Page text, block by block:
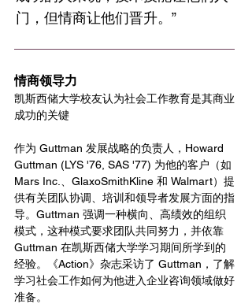
门，但情商让他们晋升。”
情商领导力
凯斯西储大学校友认为社会工作教育是其商业
成功的关键
作为 Guttman 发展战略的负责人，Howard
Guttman (LYS '76, SAS '77) 为他的客户（如
Mars Inc.、GlaxoSmithKline 和 Walmart）提
供有关团队协调、培训和领导者发展方面的指
导。Guttman 强调一种横向、高绩效的组织
模式，这种模式要求团队共同努力，并依靠
Guttman 在凯斯西储大学学习期间所学到的
经验。《Action》杂志采访了 Guttman，了解
学习社会工作如何为他进入企业咨询领域做好
准备。